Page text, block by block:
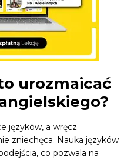
urozmaicać
języków, a wręcz
zniechęca. Nauka języków
co pozwala na